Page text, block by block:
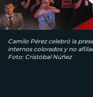
Camilo Pérez celebró la
internos colorados y no
Foto: Cristóbal Núñez